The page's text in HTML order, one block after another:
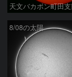
天文バカボン町田
8/08の太陽